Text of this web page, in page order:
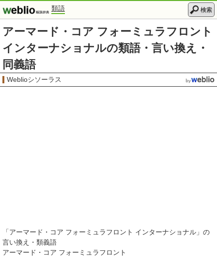
類語 検索
アーマード・コア フォーミュラフロント
インターナショナルの類語・言い換え・
同義語
Weblioシソーラス
「アーマード・コア フォーミュラフロント インターナショナル 」の
言い換え・類義語
アーマード・コア フォーミュラフロント